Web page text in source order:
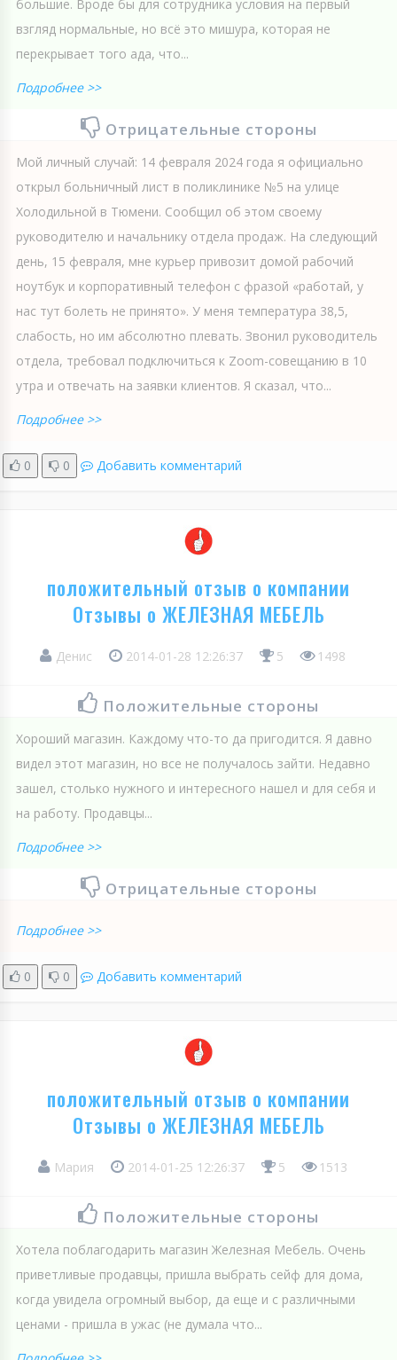
большие. Вроде бы для сотрудника условия на первый
взгляд нормальные, но всё это мишура, которая не
перекрывает того ада, что...
Подробнее >>
Отрицательные стороны
Мой личный случай: 14 февраля 2024 года я официально
открыл больничный лист в поликлинике №5 на улице
Холодильной в Тюмени. Сообщил об этом своему
руководителю и начальнику отдела продаж. На следующий
день, 15 февраля, мне курьер привозит домой рабочий
ноутбук и корпоративный телефон с фразой «работай, у
нас тут болеть не принято». У меня температура 38,5,
слабость, но им абсолютно плевать. Звонил руководитель
отдела, требовал подключиться к Zoom-совещанию в 10
утра и отвечать на заявки клиентов. Я сказал, что...
Подробнее >>
0 0 Добавить комментарий
положительный отзыв о компании
Отзывы о ЖЕЛЕЗНАЯ МЕБЕЛЬ
Денис 2014-01-28 12:26:37 5 1498
Положительные стороны
Хороший магазин. Каждому что-то да пригодится. Я давно
видел этот магазин, но все не получалось зайти. Недавно
зашел, столько нужного и интересного нашел и для себя и
на работу. Продавцы...
Подробнее >>
Отрицательные стороны
Подробнее >>
0 0 Добавить комментарий
положительный отзыв о компании
Отзывы о ЖЕЛЕЗНАЯ МЕБЕЛЬ
Мария 2014-01-25 12:26:37 5 1513
Положительные стороны
Хотела поблагодарить магазин Железная Мебель. Очень
приветливые продавцы, пришла выбрать сейф для дома,
когда увидела огромный выбор, да еще и с различными
ценами - пришла в ужас (не думала что...